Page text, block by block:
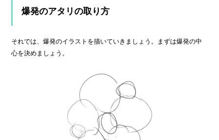
爆発のアタリの取り方
それでは、爆発のイラストを描いていきましょう。まずは爆発の中
心を決めましょう。